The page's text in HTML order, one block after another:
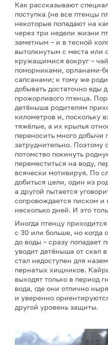
Как рассказывают
поступка (не все птенцы
некоторые попадают на
через три недели жизни
заметным – и в тесной
вытолкнутым с места
кружащимися вокруг –
поморниками, орланами-
сапсанами; к тому же
добывать достаточно еды
прожорливого птенца.
детёныша родителям
километров и, поскольку
тяжёлые, а их крылья
переносить много добычи
затруднительно. Поэтому
потомство покинуть
переместиться на воду,
всячески мотивируя. По
добиться цели, один из
а другой пытается
сопровождается писком
несколько дней. И это
Иногда птенцу
с 30 или больше, но когда
до воды – сразу попадает
уводит детёныша от скал
стал недоступен для
пернатых хищников.
выходят только в период
вода, где они отлично
и уверенно
другой уровень защиты.